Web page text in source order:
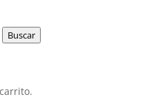
Buscar